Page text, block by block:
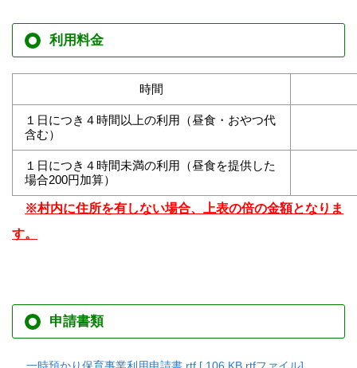
利用料金
時間
１日につき４時間以上の利用（昼食・おやつ代
含む）
１日につき４時間未満の利用（昼食を提供した
場合200円加算）
※村内に住所を有しない場合、上表の倍の金額となりま
す。
申請書類